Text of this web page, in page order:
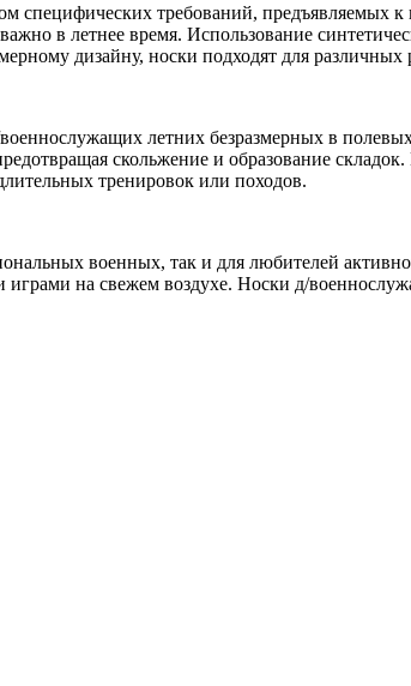
специфических требований,
в летнее время. Использование
дизайну, носки подходят для
летних безразмерных в
скольжение и образование
тренировок или походов.
военных, так и для любителей
играми на свежем воздухе. Носки д/